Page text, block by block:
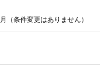
（条件変更はありません）